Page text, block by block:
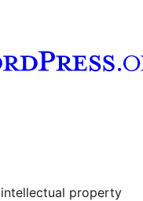
property